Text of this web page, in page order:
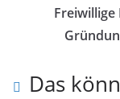
Das